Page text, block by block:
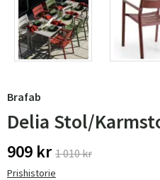
Brafab
Delia Stol/
909 kr 1 010 kr
Prishistorie